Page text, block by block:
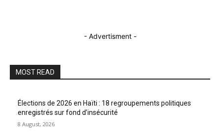
- Advertisment -
MOST READ
Élections de 2026 en Haïti : 18 regroupements politiques
enregistrés sur fond d’insécurité
8 August, 2026